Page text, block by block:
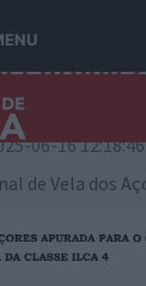
Europa
06-16 12:18:46
de Vela dos